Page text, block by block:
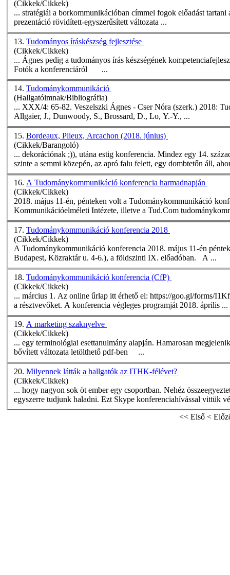
(Cikkek/Cikkek)
prezentáció rövidített-egyszerűsített változata ...
13. Tudományos íráskészség fejlesztése
(Cikkek/Cikkek)
Fotók a konferenciáról ...
14. Tudománykommunikáció
(Hallgatóimnak/Bibliográfia)
... XXX/4: 65-82. Veszelszki Ágnes - Cser Nóra (szerk.)
Allgaier, J., Dunwoody, S., Brossard, D., Lo, Y.-Y., ...
15. Bordeaux, Plieux, Arcachon (2018. június)
(Cikkek/Barangoló)
... dekorációnak ;)), utána estig konferencia. Mindez egy 14.
szinte a semmi közepén, az apró falu felett, egy dombtetőn áll,
16. A Tudománykommunikáció konferencia harmadnapján
(Cikkek/Cikkek)
2018. május 11-én, pénteken volt a Tudománykommunikáció
Kommunikációelméleti Intézete, illetve a Tud.Com
17. Tudománykommunikáció konferencia 2018
(Cikkek/Cikkek)
A Tudománykommunikáció konferencia 2018. május 11-én
Budapest, Közraktár u. 4-6.), a földszinti IX. előadóban. A ...
18. Tudománykommunikáció konferencia (CfP)
(Cikkek/Cikkek)
... március 1. Az online űrlap itt érhető el: https://goo.gl/forms/
a résztvevőket. A konferencia végleges programját 2018. április ...
19. A marketing szaknyelve
(Cikkek/Cikkek)
... egy terminológiai esettanulmány alapján. Hamarosan
bővített változata letölthető pdf-ben ...
20. Milyennek látták a hallgatók az ITHK-félévet?
(Cikkek/Cikkek)
... hogy nagyon sok öt ember egy csoportban. Nehéz
egyszerre tudjunk haladni. Ezt Skype konferenciahívással vittük
<< Első <